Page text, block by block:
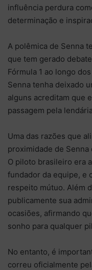
influência perdura
determinação e
A polêmica de Senna
que tem gerado
Fórmula 1 ao longo
Senna tenha deixado
alguns acreditam que
passagem pela
Uma das razões que
proximidade de
O piloto brasileiro era
fundador da equipe, e
respeito mútuo. Além
publicamente sua
ocasiões, afirmando
sonho para qualquer
No entanto, é
correu oficialmente